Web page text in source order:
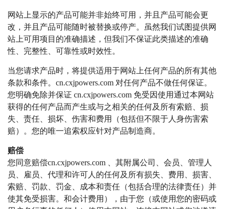
网站上显示的产品可能并非始终可用，并且产品可能会更
改，并且产品可能随时被替换或停产。
虽然我们试图提供网
站上可用项目的准确描述，但我们不保证此类描述的准确
性、完整性、可靠性或时效性。
当您请求产品时，将提供适用于网站上任何产品的所有其他
条款和条件。cn.cxjpowers.com 对任何产品不做任何保证。
您明确免除并保证 cn.cxjpowers.com 免受因使用通过本网站
获得的任何产品而产生或与之相关的任何及所有索赔、损
失、责任、损坏、伤害和费用（包括但不限于人身伤害索
赔）。您的唯一追索权应针对产品制造商。
赔偿
您同意赔偿cn.cxjpowers.com 、其附属公司、会员、管理人
员、雇员、代理和许可人的任何及所有损失、费用、损害、
索赔、罚款、罚金、成本和责任（包括合理的法律责任）并
使其免受损害。和会计费用），由于您（或使用您的密码或